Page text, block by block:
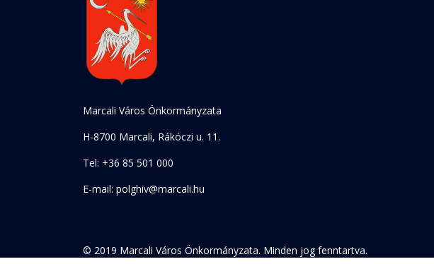
Marcali Város Önkormányzata
H-8700 Marcali, Rákóczi u. 11.
Tel: +36 85 501 000
E-mail: polghiv@marcali.hu
© 2019 Marcali Város Önkormányzata. Minden jog fenntartva.